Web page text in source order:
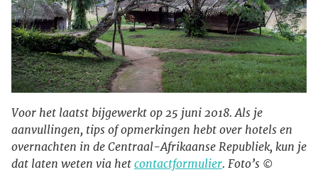
Voor het laatst bijgewerkt op 25 juni 2018. Als je
aanvullingen, tips of opmerkingen hebt over hotels en
overnachten in de Centraal-Afrikaanse Republiek, kun je
dat laten weten via het contactformulier. Foto’s ©